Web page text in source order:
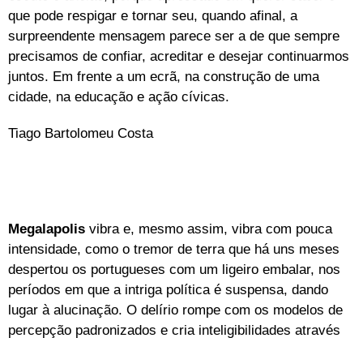
que pode respigar e tornar seu, quando afinal, a
surpreendente mensagem parece ser a de que sempre
precisamos de confiar, acreditar e desejar continuarmos
juntos. Em frente a um ecrã, na construção de uma
cidade, na educação e ação cívicas.
Tiago Bartolomeu Costa
Megalapolis vibra e, mesmo assim, vibra com pouca
intensidade, como o tremor de terra que há uns meses
despertou os portugueses com um ligeiro embalar, nos
períodos em que a intriga política é suspensa, dando
lugar à alucinação. O delírio rompe com os modelos de
percepção padronizados e cria inteligibilidades através